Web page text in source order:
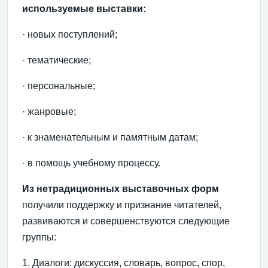
используемые выставки:
· новых поступлений;
· тематические;
· персональные;
· жанровые;
· к знаменательным и памятным датам;
· в помощь учебному процессу.
Из нетрадиционных выставочных форм
получили поддержку и при­знание читателей,
развиваются и совершенствуются следующие
группы:
1. Диалоги: дискуссия, словарь, вопрос, спор,